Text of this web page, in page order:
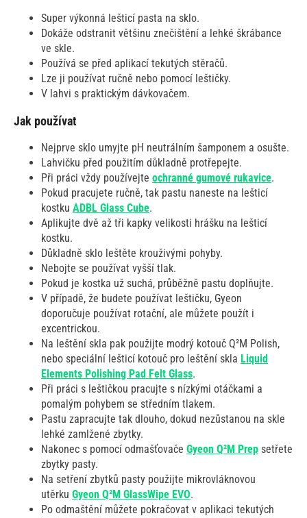
Super výkonná lešticí pasta na sklo.
Dokáže odstranit většinu znečištění a lehké škrábance
ve skle.
Používá se před aplikací tekutých stěračů.
Lze ji používat ručně nebo pomocí leštičky.
V lahvi s praktickým dávkovačem.
Jak používat
Nejprve sklo umyjte pH neutrálním šamponem a osušte.
Lahvičku před použitím důkladně protřepejte.
Při práci vždy používejte ochranné gumové rukavice.
Pokud pracujete ručně, tak pastu naneste na lešticí
kostku ADBL Glass Cube.
Aplikujte dvě až tři kapky velikosti hrášku na lešticí
kostku.
Důkladně sklo leštěte krouživými pohyby.
Nebojte se používat vyšší tlak.
Pokud je kostka už suchá, průběžně pastu doplňujte.
V případě, že budete používat leštičku, Gyeon
doporučuje používat rotační, ale můžete použít i
excentrickou.
Na leštění skla pak použijte modrý kotouč Q²M Polish,
nebo speciální lešticí kotouč pro leštění skla Liquid
Elements Polishing Pad Felt Glass.
Při práci s leštičkou pracujte s nízkými otáčkami a
pomalým pohybem se středním tlakem.
Pastu zapracujte tak dlouho, dokud nezůstanou na skle
lehké zamlžené zbytky.
Nakonec s pomocí odmašťovače Gyeon Q²M Prep setřete
zbytky pasty.
Na setření zbytků pasty použijte mikrovláknovou
utěrku Gyeon Q²M GlassWipe EVO.
Po odmaštění můžete pokračovat v aplikaci tekutých